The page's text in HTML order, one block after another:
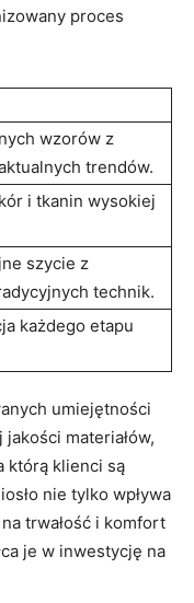
⁣proces
wzorów z
‌trendów.
i tkanin⁣ wysokiej
szycie ⁢z
technik.
każdego⁢ etapu‍
⁢umiejętności⁤
materiałów,
​którą klienci ⁤są
nie ⁢tylko wpływa
trwałość i komfort⁢
​je ⁢w inwestycję na